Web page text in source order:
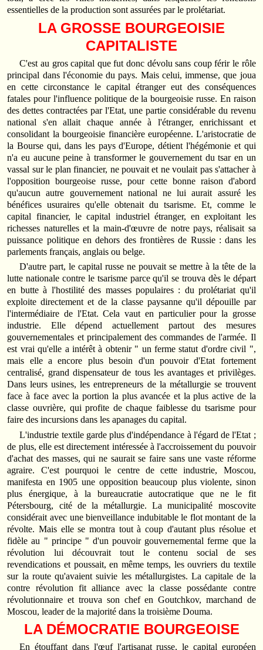
essentielles de la production sont assurées par le prolétariat.
LA GROSSE BOURGEOISIE
CAPITALISTE
C'est au gros capital que fut donc dévolu sans coup férir le rôle
principal dans l'économie du pays. Mais celui, immense, que joua
en cette circonstance le capital étranger eut des conséquences
fatales pour l'influence politique de la bourgeoisie russe. En raison
des dettes contractées par l'Etat, une partie considérable du revenu
national s'en allait chaque année à l'étranger, enrichissant et
consolidant la bourgeoisie financière européenne. L'aristocratie de
la Bourse qui, dans les pays d'Europe, détient l'hégémonie et qui
n'a eu aucune peine à transformer le gouvernement du tsar en un
vassal sur le plan financier, ne pouvait et ne voulait pas s'attacher à
l'opposition bourgeoise russe, pour cette bonne raison d'abord
qu'aucun autre gouvernement national ne lui aurait assuré les
bénéfices usuraires qu'elle obtenait du tsarisme. Et, comme le
capital financier, le capital industriel étranger, en exploitant les
richesses naturelles et la main-d'œuvre de notre pays, réalisait sa
puissance politique en dehors des frontières de Russie : dans les
parlements français, anglais ou belge.
D'autre part, le capital russe ne pouvait se mettre à la tête de la
lutte nationale contre le tsarisme parce qu'il se trouva dès le départ
en butte à l'hostilité des masses populaires : du prolétariat qu'il
exploite directement et de la classe paysanne qu'il dépouille par
l'intermédiaire de l'Etat. Cela vaut en particulier pour la grosse
industrie. Elle dépend actuellement partout des mesures
gouvernementales et principalement des commandes de l'armée. Il
est vrai qu'elle a intérêt à obtenir " un ferme statut d'ordre civil ",
mais elle a encore plus besoin d'un pouvoir d'Etat fortement
centralisé, grand dispensateur de tous les avantages et privilèges.
Dans leurs usines, les entrepreneurs de la métallurgie se trouvent
face à face avec la portion la plus avancée et la plus active de la
classe ouvrière, qui profite de chaque faiblesse du tsarisme pour
faire des incursions dans les apanages du capital.
L'industrie textile garde plus d'indépendance à l'égard de l'Etat ;
de plus, elle est directement intéressée à l'accroissement du pouvoir
d'achat des masses, qui ne saurait se faire sans une vaste réforme
agraire. C'est pourquoi le centre de cette industrie, Moscou,
manifesta en 1905 une opposition beaucoup plus violente, sinon
plus énergique, à la bureaucratie autocratique que ne le fit
Pétersbourg, cité de la métallurgie. La municipalité moscovite
considérait avec une bienveillance indubitable le flot montant de la
révolte. Mais elle se montra tout à coup d'autant plus résolue et
fidèle au " principe " d'un pouvoir gouvernemental ferme que la
révolution lui découvrait tout le contenu social de ses
revendications et poussait, en même temps, les ouvriers du textile
sur la route qu'avaient suivie les métallurgistes. La capitale de la
contre révolution fit alliance avec la classe possédante contre
révolutionnaire et trouva son chef en Goutchkov, marchand de
Moscou, leader de la majorité dans la troisième Douma.
LA DÉMOCRATIE BOURGEOISE
En étouffant dans l'œuf l'artisanat russe, le capital européen